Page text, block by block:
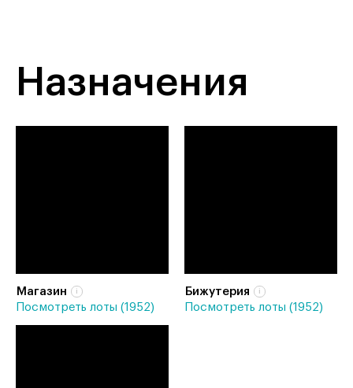
Назначения
Магазин
Посмотреть лоты (1952)
Бижутерия
Посмотреть лоты (1952)